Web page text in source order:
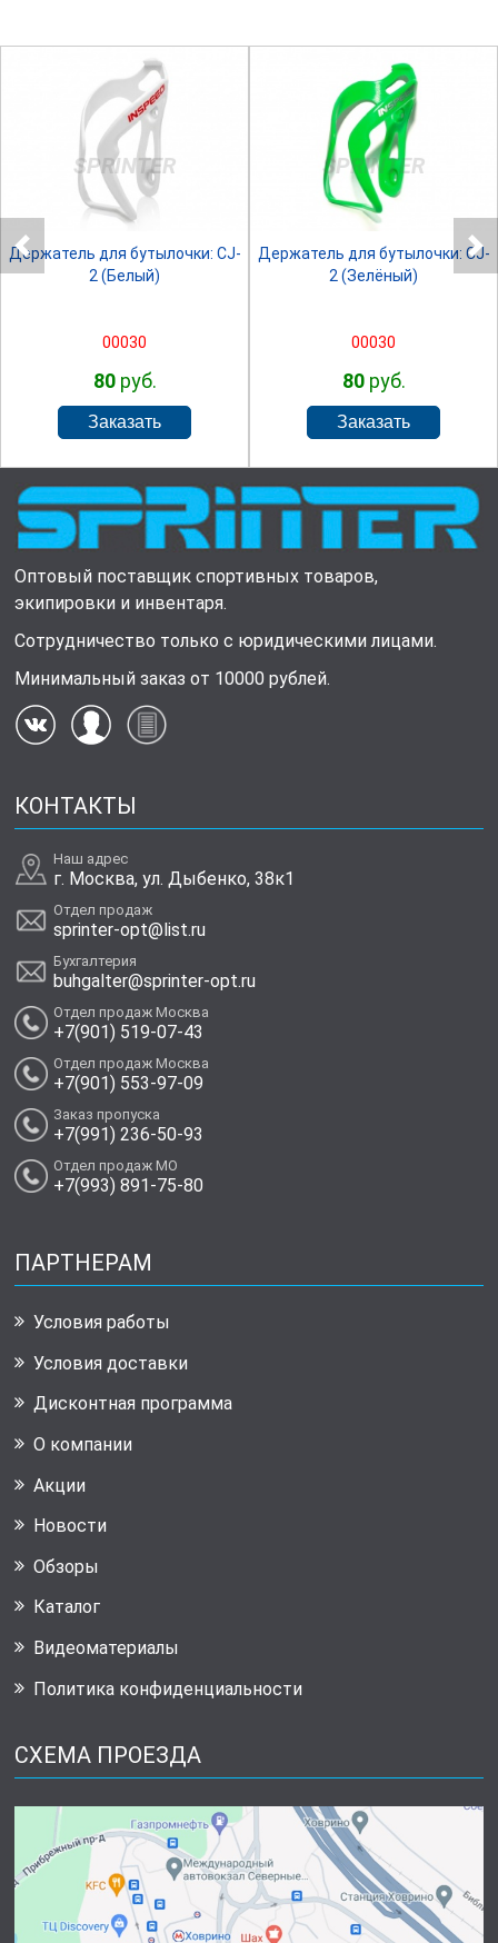
SPRINTER
Держатель для бутылочки: CJ-
2 (Белый)
00030
80руб.
SPRINTER
Держатель для бутылочки: CJ-
2 (Зелёный)
00030
80руб.
Оптовый поставщик спортивных товаров,
экипировки и инвентаря.
Сотрудничество только с юридическими лицами.
Минимальный заказ от 10000 рублей.
КОНТАКТЫ
Наш адрес
г. Москва, ул. Дыбенко, 38к1
Отдел продаж
sprinter-opt@list.ru
Бухгалтерия
buhgalter@sprinter-opt.ru
Отдел продаж Москва
+7(901) 519-07-43
Отдел продаж Москва
+7(901) 553-97-09
Заказ пропуска
+7(991) 236-50-93
Отдел продаж МО
+7(993) 891-75-80
ПАРТНЕРАМ
Условия работы
Условия доставки
Дисконтная программа
О компании
Акции
Новости
Обзоры
Каталог
Видеоматериалы
Политика конфиденциальности
СХЕМА ПРОЕЗДА